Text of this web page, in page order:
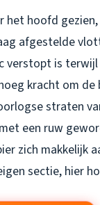
hoofd
afgestelde
verstopt is
kracht om
straten
een ruw
zich makkelijk
sectie, hier